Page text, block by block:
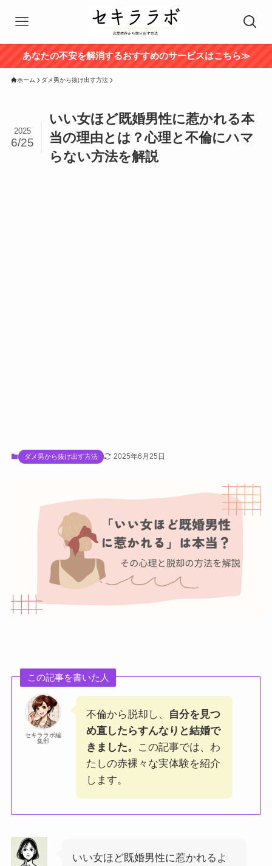
あなたの不安を解消するおすすめのサービスはこちら≫
ホーム ダメ男から抜け出す方法
いい女ほど既婚男性に惹かれる本
当の理由とは？心理と不倫にハマ
らない方法を解説
2025
6/25
ダメ男から抜け出す方法 2025年6月25日
この記事を書いた人
セキララボ編
集部
不倫から脱却し、 自分を見つ
め直したらすんなりと結婚で
きました。 この記事では、わ
たしの赤裸々な実体験を紹介
します。
いい女ほど既婚男性に惹かれるよ